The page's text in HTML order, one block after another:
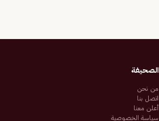
الصحيفة
من نحن
اتصل بنا
أعلن معنا
سياسة الخصوصية